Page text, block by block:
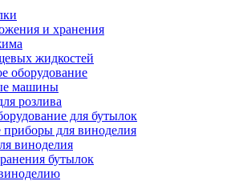
и хранения
жидкостей
оборудование
машины
розлива
для бутылок
для виноделия
виноделия
бутылок